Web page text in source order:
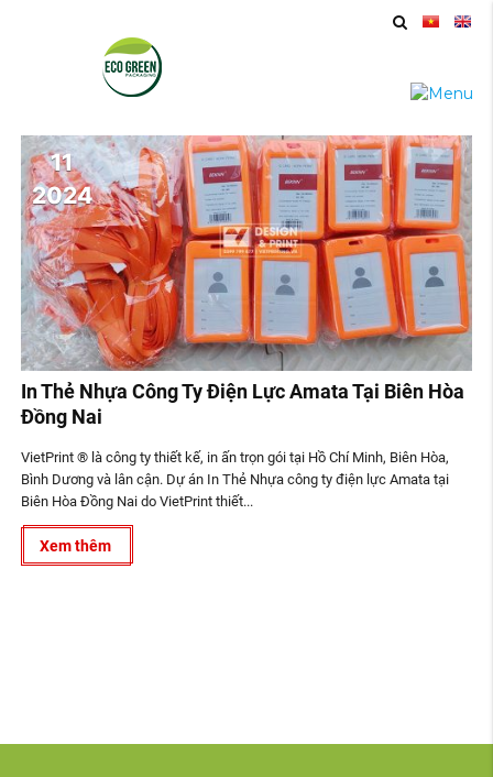
In Thẻ Nhựa Công Ty Điện Lực Amata Tại Biên Hòa
Đồng Nai
VietPrint ® là công ty thiết kế, in ấn trọn gói tại Hồ Chí Minh, Biên Hòa,
Bình Dương và lân cận. Dự án In Thẻ Nhựa công ty điện lực Amata tại
Biên Hòa Đồng Nai do VietPrint thiết...
Xem thêm
11
2024